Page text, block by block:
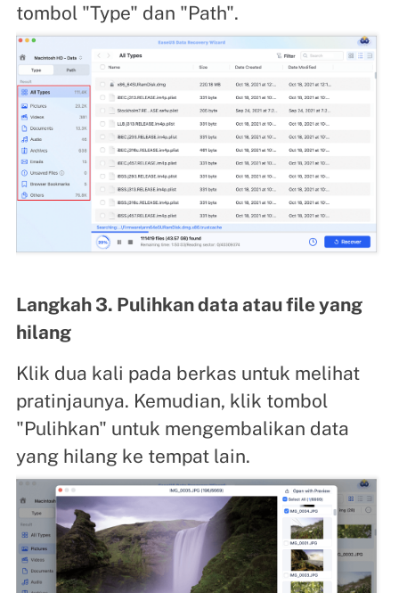
tombol "Type" dan "Path".
Langkah 3. Pulihkan data atau file yang
hilang
Klik dua kali pada berkas untuk melihat
pratinjaunya. Kemudian, klik tombol
"Pulihkan" untuk mengembalikan data
yang hilang ke tempat lain.